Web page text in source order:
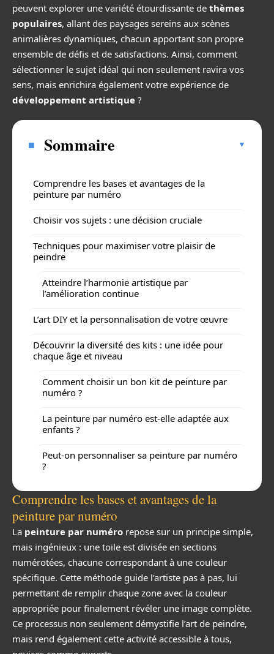
peuvent explorer une variété étourdissante de thèmes
populaires, allant des paysages sereins aux scènes
animalières dynamiques, chacun apportant son propre
ensemble de défis et de satisfactions. Ainsi, comment
sélectionner le sujet idéal qui non seulement ravira vos
sens, mais enrichira également votre expérience de
développement artistique ?
Sommaire
Comprendre les bases et avantages de la
peinture par numéro
Choisir vos sujets : une décision cruciale
Techniques pour maximiser votre plaisir de
peindre
Atteindre l’harmonie artistique par
l’amélioration continue
L’art DIY et la personnalisation de votre œuvre
Découvrir la diversité des kits : une idée pour
chaque âge et niveau
Comment choisir un bon kit de peinture par
numéro ?
La peinture par numéro est-elle adaptée aux
enfants ?
Peut-on personnaliser sa peinture par numéro
?
Comprendre les bases et avantages de la
peinture par numéro
La peinture par numéro repose sur un principe simple,
mais ingénieux : une toile est divisée en sections
numérotées, chacune correspondant à une couleur
spécifique. Cette méthode guide l’artiste pas à pas, lui
permettant de remplir chaque zone avec la couleur
appropriée pour finalement révéler une image complète.
Ce processus non seulement démystifie l’art de peindre,
mais rend également cette activité accessible à tous,